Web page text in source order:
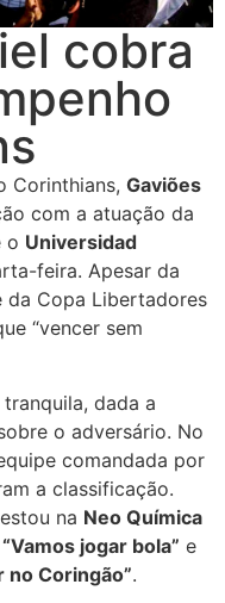
cobra
Corinthians, Gaviões
com a atuação da
o Universidad
feira. Apesar da
da Copa Libertadores
“vencer sem
dada a
o adversário. No
comandada por
a classificação.
na Neo Química
“Vamos jogar bola” e
no Coringão”.